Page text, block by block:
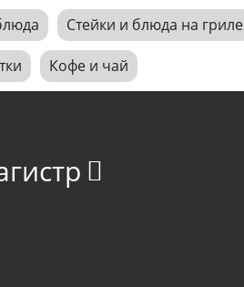
Стейки и блюда на гриле
Кофе и чай